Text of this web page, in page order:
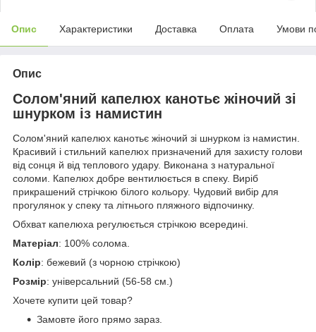
Опис Характеристики Доставка Оплата Умови
Опис
Солом'яний капелюх канотьє жіночий зі
шнурком із намистин
Солом'яний капелюх канотьє жіночий зі шнурком із намистин.
Красивий і стильний капелюх призначений для захисту голови
від сонця й від теплового удару. Виконана з натуральної
соломи. Капелюх добре вентилюється в спеку. Виріб
прикрашений стрічкою білого кольору. Чудовий вибір для
прогулянок у спеку та літнього пляжного відпочинку.
Обхват капелюха регулюється стрічкою всередині.
Матеріал: 100% солома.
Колір: бежевий (з чорною стрічкою)
Розмір: універсальний (56-58 см.)
Хочете купити цей товар?
Замовте його прямо зараз.